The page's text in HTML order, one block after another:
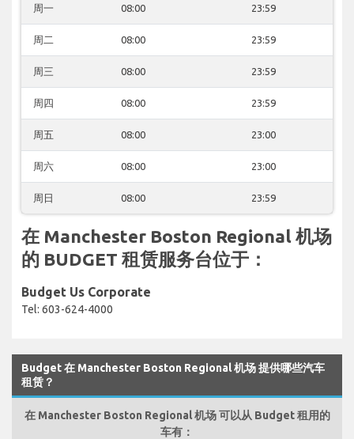
周一 08:00 23:59
周二 08:00 23:59
周三 08:00 23:59
周四 08:00 23:59
周五 08:00 23:00
周六 08:00 23:00
周日 08:00 23:59
在 Manchester Boston Regional 机场
的 BUDGET 租赁服务台位于：
Budget Us Corporate
Tel: 603-624-4000
Budget 在 Manchester Boston Regional 机场 提供哪些汽车
租赁？
在 Manchester Boston Regional 机场 可以从 Budget 租用的
车有：